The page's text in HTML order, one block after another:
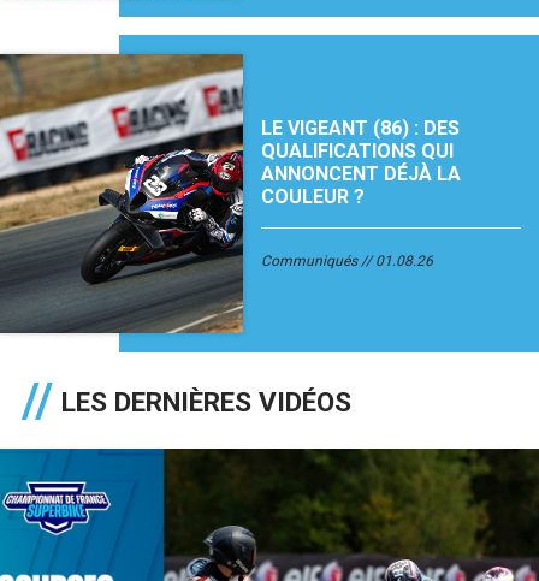
LE VIGEANT (86) : DES
QUALIFICATIONS QUI
ANNONCENT DÉJÀ LA
COULEUR ?
Communiqués 01.08.26
LES DERNIÈRES VIDÉOS